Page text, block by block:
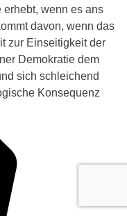
wenn es ans
davon, wenn das
zur Einseitigkeit der
Demokratie dem
sich schleichend
Konsequenz